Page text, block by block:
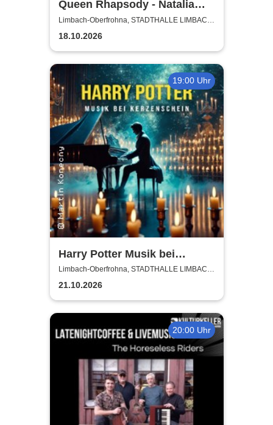
Queen Rhapsody - Natalia
Posnova und Michael Antony
Austin - Cinematic Symphony
Limbach-Oberfrohna, STADTHALLE LIMBACH-
OBERFROHNA
18.10.2026
19:00 Uhr
Harry Potter Musik bei
Kerzenschein
Limbach-Oberfrohna, STADTHALLE LIMBACH-
OBERFROHNA
21.10.2026
20:00 Uhr